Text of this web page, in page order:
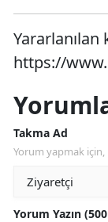
Yararlanılan
https://
Takma Ad
Yorum yapmak için,
Yorum Yazın